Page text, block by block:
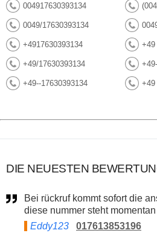
004917630393134
0049/17630393134
+4917630393134 +49
+49/17630393134
+49--17630393134 +49
DIE NEUESTEN
Bei rückruf kommt sofort die ansage " die mailbox für
diese nummer steht
Eddy123
017613853196